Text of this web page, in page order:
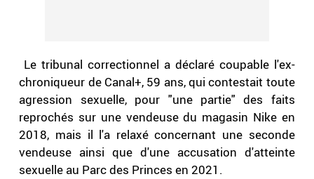
Le tribunal correctionnel a déclaré coupable l'ex-
chroniqueur de Canal+, 59 ans, qui contestait toute
agression sexuelle, pour "une partie" des faits
reprochés sur une vendeuse du magasin Nike en
2018, mais il l'a relaxé concernant une seconde
vendeuse ainsi que d'une accusation d'atteinte
sexuelle au Parc des Princes en 2021.